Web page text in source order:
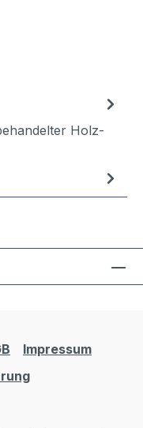
Holz-
Impressum